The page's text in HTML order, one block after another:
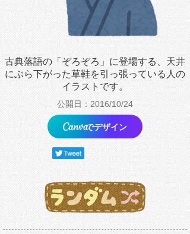
古典落語の「ぞろぞろ」に登場する、天井
にぶら下がった草鞋を引っ張っている人の
イラストです。
公開日：2016/10/24
でデザイン